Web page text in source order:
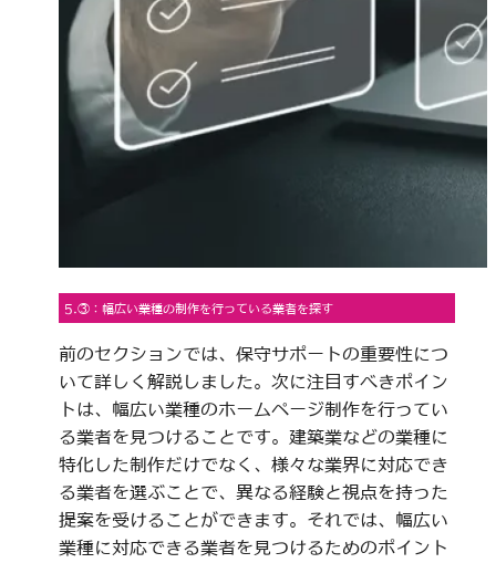
5.③：幅広い業種の制作を行っている業者を探す
前のセクションでは、保守サポートの重要性につ
いて詳しく解説しました。次に注目すべきポイン
トは、幅広い業種のホームページ制作を行ってい
る業者を見つけることです。建築業などの業種に
特化した制作だけでなく、様々な業界に対応でき
る業者を選ぶことで、異なる経験と視点を持った
提案を受けることができます。それでは、幅広い
業種に対応できる業者を見つけるためのポイント